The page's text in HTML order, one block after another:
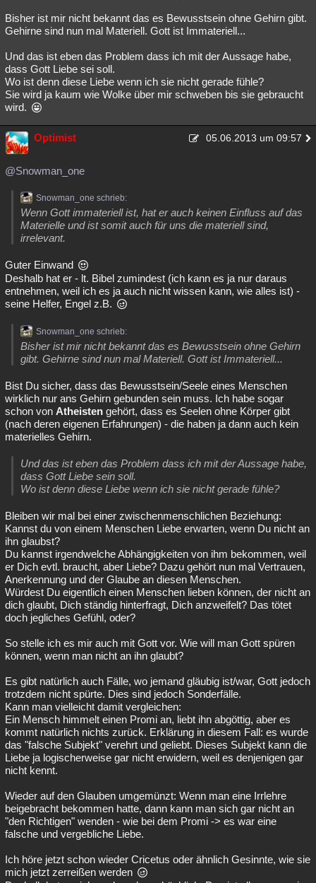
Bisher ist mir nicht bekannt das es Bewusstsein ohne Gehirn gibt.
Gehirne sind nun mal Materiell. Gott ist Immateriell...
Und das ist eben das Problem dass ich mit der Aussage habe,
dass Gott Liebe sei soll.
Wo ist denn diese Liebe wenn ich sie nicht gerade fühle?
Sie wird ja kaum wie Wolke über mir schweben bis sie gebraucht
wird.
Optimist 05.06.2013 um 09:57
@Snowman_one
Snowman_one schrieb:
Wenn Gott immateriell ist, hat er auch keinen Einfluss auf das
Materielle und ist somit auch für uns die materiell sind,
irrelevant.
Guter Einwand
Deshalb hat er - lt. Bibel zumindest (ich kann es ja nur daraus
entnehmen, weil ich es ja auch nicht wissen kann, wie alles ist) -
seine Helfer, Engel z.B.
Snowman_one schrieb:
Bisher ist mir nicht bekannt das es Bewusstsein ohne Gehirn
gibt. Gehirne sind nun mal Materiell. Gott ist Immateriell...
Bist Du sicher, dass das Bewusstsein/Seele eines Menschen
wirklich nur ans Gehirn gebunden sein muss. Ich habe sogar
schon von Atheisten gehört, dass es Seelen ohne Körper gibt
(nach deren eigenen Erfahrungen) - die haben ja dann auch kein
materielles Gehirn.
Und das ist eben das Problem dass ich mit der Aussage habe,
dass Gott Liebe sein soll.
Wo ist denn diese Liebe wenn ich sie nicht gerade fühle?
Bleiben wir mal bei einer zwischenmenschlichen Beziehung:
Kannst du von einem Menschen Liebe erwarten, wenn Du nicht an
ihn glaubst?
Du kannst irgendwelche Abhängigkeiten von ihm bekommen, weil
er Dich evtl. braucht, aber Liebe? Dazu gehört nun mal Vertrauen,
Anerkennung und der Glaube an diesen Menschen.
Würdest Du eigentlich einen Menschen lieben können, der nicht an
dich glaubt, Dich ständig hinterfragt, Dich anzweifelt? Das tötet
doch jegliches Gefühl, oder?
So stelle ich es mir auch mit Gott vor. Wie will man Gott spüren
können, wenn man nicht an ihn glaubt?
Es gibt natürlich auch Fälle, wo jemand gläubig ist/war, Gott jedoch
trotzdem nicht spürte. Dies sind jedoch Sonderfälle.
Kann man vielleicht damit vergleichen:
Ein Mensch himmelt einen Promi an, liebt ihn abgöttig, aber es
kommt natürlich nichts zurück. Erklärung in diesem Fall: es wurde
das "falsche Subjekt" verehrt und geliebt. Dieses Subjekt kann die
Liebe ja logischerweise gar nicht erwidern, weil es denjenigen gar
nicht kennt.
Wieder auf den Glauben umgemünzt: Wenn man eine Irrlehre
beigebracht bekommen hatte, dann kann man sich gar nicht an
"den Richtigen" wenden - wie bei dem Promi -> es war eine
falsche und vergebliche Liebe.
Ich höre jetzt schon wieder Cricetus oder ähnlich Gesinnte, wie sie
mich jetzt zerreißen werden